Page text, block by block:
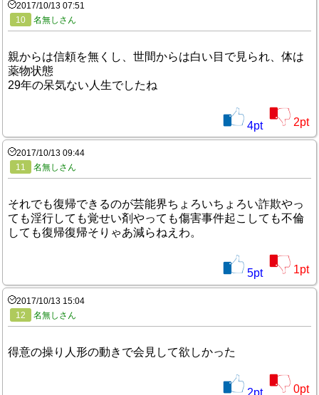
2017/10/13 07:51
10
名無しさん
親からは信頼を無くし、世間からは白い目で見られ、体は
薬物状態
29年の呆気ない人生でしたね
4pt 2pt
2017/10/13 09:44
11
名無しさん
それでも復帰できるのが芸能界ちょろいちょろい詐欺やっ
ても淫行しても覚せい剤やっても傷害事件起こしても不倫
しても復帰復帰そりゃあ減らねえわ。
5pt 1pt
2017/10/13 15:04
12
名無しさん
得意の操り人形の動きで会見して欲しかった
2pt 0pt